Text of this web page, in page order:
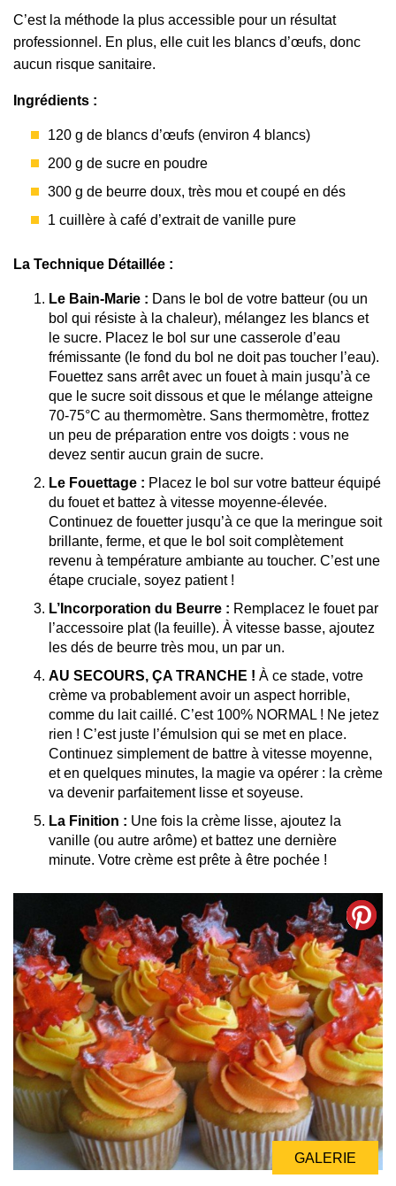
C’est la méthode la plus accessible pour un résultat
professionnel. En plus, elle cuit les blancs d’œufs, donc
aucun risque sanitaire.
Ingrédients :
120 g de blancs d’œufs (environ 4 blancs)
200 g de sucre en poudre
300 g de beurre doux, très mou et coupé en dés
1 cuillère à café d’extrait de vanille pure
La Technique Détaillée :
Le Bain-Marie : Dans le bol de votre batteur (ou un
bol qui résiste à la chaleur), mélangez les blancs et
le sucre. Placez le bol sur une casserole d’eau
frémissante (le fond du bol ne doit pas toucher l’eau).
Fouettez sans arrêt avec un fouet à main jusqu’à ce
que le sucre soit dissous et que le mélange atteigne
70-75°C au thermomètre. Sans thermomètre, frottez
un peu de préparation entre vos doigts : vous ne
devez sentir aucun grain de sucre.
Le Fouettage : Placez le bol sur votre batteur équipé
du fouet et battez à vitesse moyenne-élevée.
Continuez de fouetter jusqu’à ce que la meringue soit
brillante, ferme, et que le bol soit complètement
revenu à température ambiante au toucher. C’est une
étape cruciale, soyez patient !
L’Incorporation du Beurre : Remplacez le fouet par
l’accessoire plat (la feuille). À vitesse basse, ajoutez
les dés de beurre très mou, un par un.
AU SECOURS, ÇA TRANCHE ! À ce stade, votre
crème va probablement avoir un aspect horrible,
comme du lait caillé. C’est 100% NORMAL ! Ne jetez
rien ! C’est juste l’émulsion qui se met en place.
Continuez simplement de battre à vitesse moyenne,
et en quelques minutes, la magie va opérer : la crème
va devenir parfaitement lisse et soyeuse.
La Finition : Une fois la crème lisse, ajoutez la
vanille (ou autre arôme) et battez une dernière
minute. Votre crème est prête à être pochée !
GALERIE